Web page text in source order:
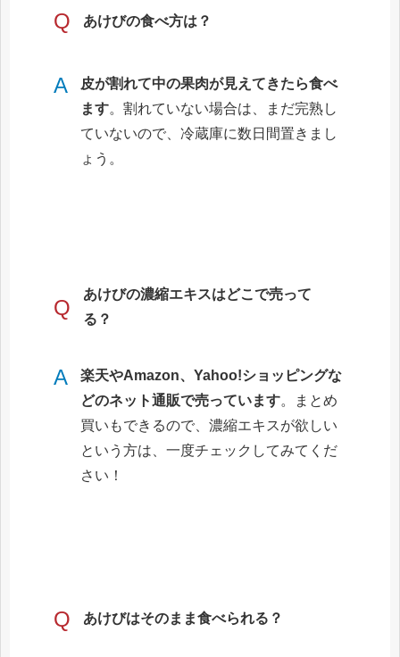
Q あけびの食べ方は？
A
皮が割れて中の果肉が見えてきたら食べ
ます。割れていない場合は、まだ完熟し
ていないので、冷蔵庫に数日間置きまし
ょう。
Q
あけびの濃縮エキスはどこで売って
る？
A
楽天やAmazon、Yahoo!ショッピングな
どのネット通販で売っています。まとめ
買いもできるので、濃縮エキスが欲しい
という方は、一度チェックしてみてくだ
さい！
Q あけびはそのまま食べられる？